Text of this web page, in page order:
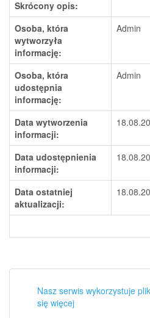
Skrócony opis:
Osoba, która
wytworzyła
informację:
Admin
Osoba, która
udostępnia
informację:
Admin
Data wytworzenia
informacji:
Data udostępnienia
informacji:
Data ostatniej
aktualizacji:
Nasz serwis wykorzystuje
się więcej